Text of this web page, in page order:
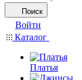
Поиск
Войти
Каталог
Платья